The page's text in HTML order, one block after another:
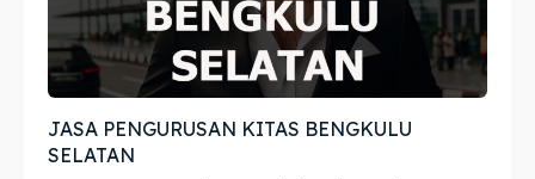
Penerjemah
Asuransi
Blog
Penerjemah
Asuransi
Blog
JASA PENGURUSAN KITAS BENGKULU
SELATAN